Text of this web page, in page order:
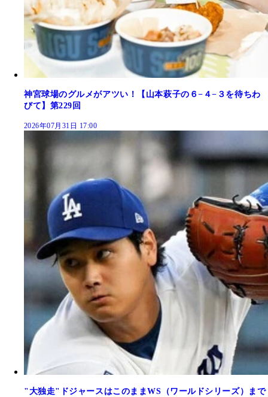
神宮球場のグルメがアツい！【山本萩子の６−４−３を待ちわ
びて】第229回
2026年07月31日 17:00
"大独走"ドジャースはこのままWS（ワールドシリーズ）まで